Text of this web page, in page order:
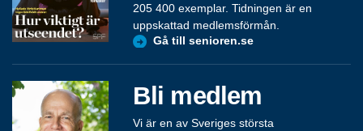
205 400 exemplar. Tidningen är en
uppskattad medlemsförmån.
Gå till senioren.se
Bli medlem
Vi är en av Sveriges största